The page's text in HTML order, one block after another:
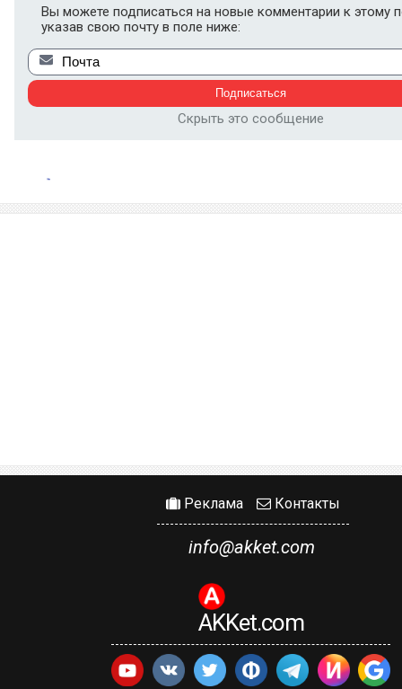
Вы можете подписаться на новые комментарии к этому
указав свою почту в поле ниже:
Скрыть это сообщение
Реклама Контакты
info@akket.com
AKKet.com